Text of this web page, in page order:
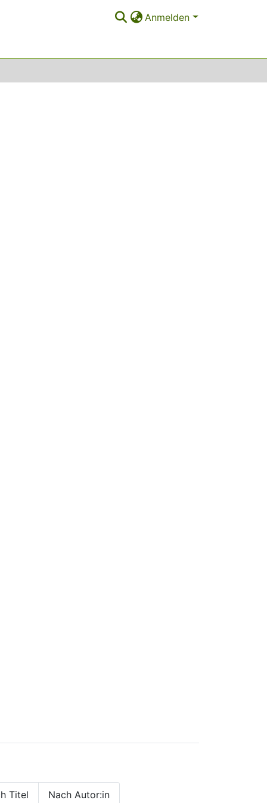
Anmelden
Titel Nach Autor:in